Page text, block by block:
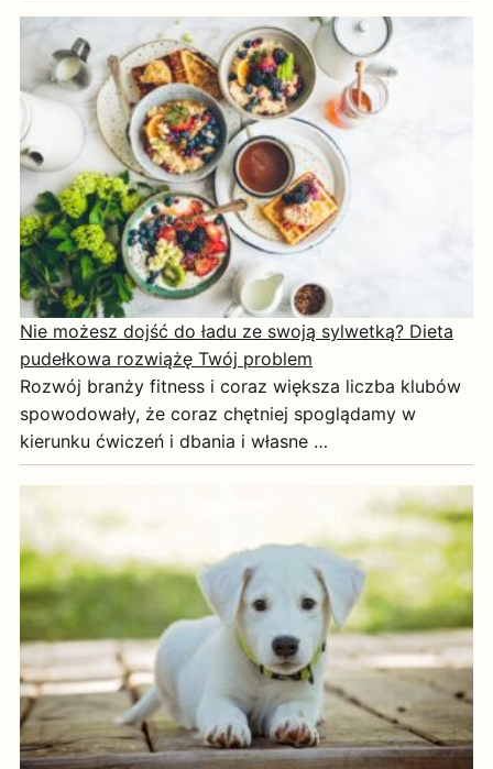
Nie możesz dojść do ładu ze swoją sylwetką? Dieta
pudełkowa rozwiążę Twój problem
Rozwój branży fitness i coraz większa liczba klubów
spowodowały, że coraz chętniej spoglądamy w
kierunku ćwiczeń i dbania i własne …